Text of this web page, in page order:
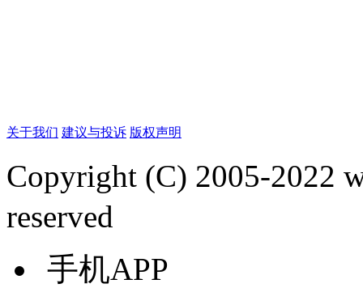
关于我们 建议与投诉 版权声明
Copyright (C) 2005-2022
reserved
手机APP